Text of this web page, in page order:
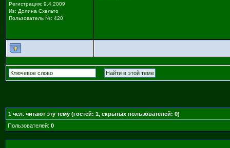
Регистрация: 9.4.2009
Из: Долина Схельто
Пользователь №: 420
1чел. читают эту тему (гостей: 1, скрытых пользователей: 0)
Пользователей: 0